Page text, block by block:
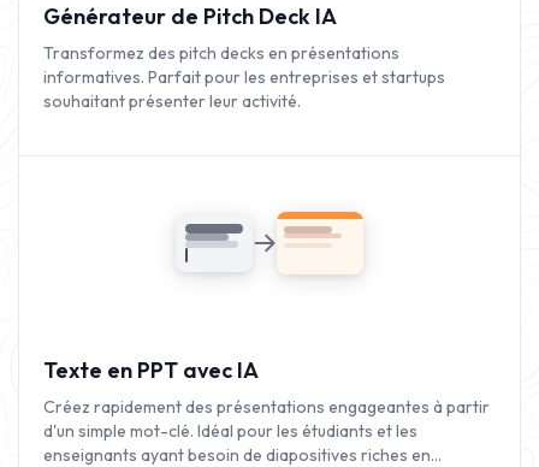
Générateur de Pitch Deck IA
Transformez des pitch decks en présentations
informatives. Parfait pour les entreprises et startups
souhaitant présenter leur activité.
Texte en PPT avec IA
Créez rapidement des présentations engageantes à partir
d'un simple mot-clé. Idéal pour les étudiants et les
enseignants ayant besoin de diapositives riches en